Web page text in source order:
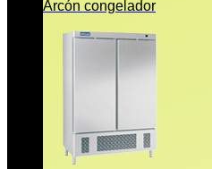
Arcón congelador